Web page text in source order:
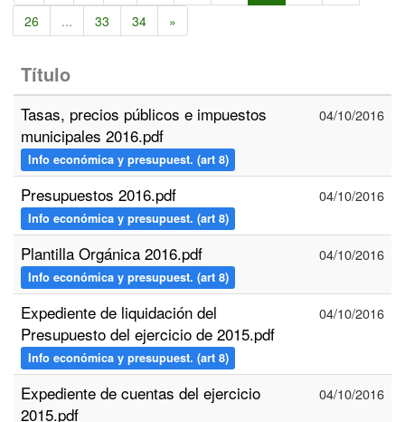
26
... 33 34 »
Título
Tasas, precios públicos e impuestos
municipales 2016.pdf
Info económica y presupuest. (art 8)
04/10/2016
Presupuestos 2016.pdf
Info económica y presupuest. (art 8)
04/10/2016
Plantilla Orgánica 2016.pdf
Info económica y presupuest. (art 8)
04/10/2016
Expediente de liquidación del
Presupuesto del ejercicio de 2015.pdf
Info económica y presupuest. (art 8)
04/10/2016
Expediente de cuentas del ejercicio
2015.pdf
04/10/2016